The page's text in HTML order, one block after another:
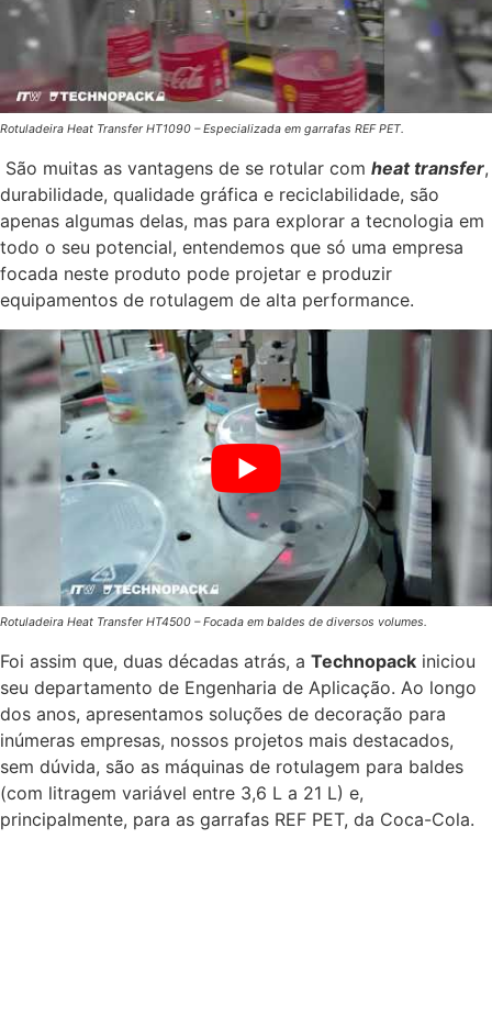
Rotuladeira Heat Transfer HT1090 – Especializada em garrafas REF PET.
São muitas as vantagens de se rotular com heat transfer,
durabilidade, qualidade gráfica e reciclabilidade, são
apenas algumas delas, mas para explorar a tecnologia em
todo o seu potencial, entendemos que só uma empresa
focada neste produto pode projetar e produzir
equipamentos de rotulagem de alta performance.
Rotuladeira Heat Transfer HT4500 – Focada em baldes de diversos volumes.
Foi assim que, duas décadas atrás, a Technopack iniciou
seu departamento de Engenharia de Aplicação. Ao longo
dos anos, apresentamos soluções de decoração para
inúmeras empresas, nossos projetos mais destacados,
sem dúvida, são as máquinas de rotulagem para baldes
(com litragem variável entre 3,6 L a 21 L) e,
principalmente, para as garrafas REF PET, da Coca-Cola.